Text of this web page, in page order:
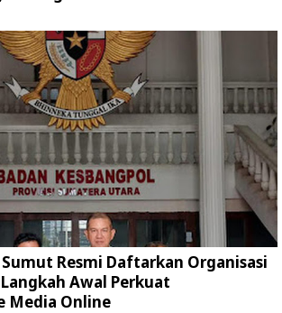
Resmi Daftarkan Organisasi
Awal Perkuat
Media Online